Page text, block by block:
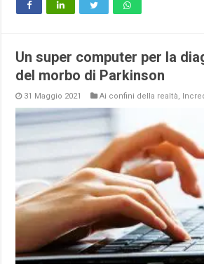
Un super computer per la
del morbo di Parkinson
31 Maggio 2021 Ai confini della realtà,